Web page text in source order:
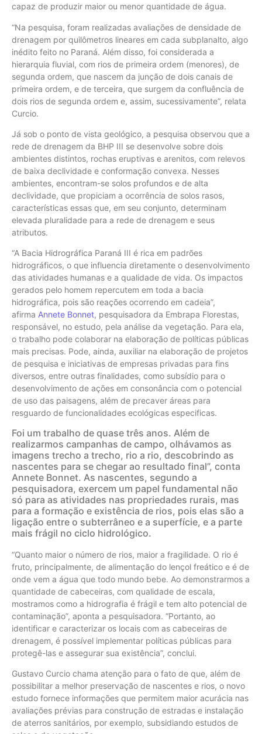
capaz de produzir maior ou menor quantidade de água.
“Na pesquisa, foram realizadas avaliações de densidade de
drenagem por quilômetros lineares em cada subplanalto, algo
inédito feito no Paraná. Além disso, foi considerada a
hierarquia fluvial, com rios de primeira ordem (menores), de
segunda ordem, que nas­cem da junção de dois canais de
primeira ordem, e de terceira, que surgem da confluência de
dois rios de segunda ordem e, assim, sucessivamente”, relata
Curcio.
Já sob o ponto de vista geológico, a pesquisa observou que a
rede de drenagem da BHP III se desenvolve sobre dois
ambientes distintos, rochas eruptivas e arenitos, com relevos
de baixa declividade e con­formação convexa. Nesses
ambientes, encontram-se solos profundos e de alta
declividade, que propiciam a ocorrência de solos rasos,
características essas que, em seu conjunto, determinam
elevada pluralidade para a rede de drenagem e seus
atributos.
“A Bacia Hidrográfica Paraná III é rica em padrões
hidrográficos, o que influencia diretamente o desenvolvimento
das atividades humanas e a qualidade de vida. Os impactos
gerados pelo homem repercutem em toda a bacia
hidrográfica, pois são reações ocorrendo em cadeia”,
afirma Annete Bonnet, pesquisadora da Embrapa Florestas,
responsável, no estudo, pela análise da vegetação. Para ela,
o trabalho pode colaborar na elaboração de políticas públicas
mais precisas. Pode, ainda, au­xiliar na elaboração de projetos
de pesquisa e iniciativas de empresas privadas para fins
diversos, entre outras finalidades, como subsídio para o
desenvolvimento de ações em consonância com o potencial
de uso das paisagens, além de precaver áreas para
resguardo de funcionalida­des ecológicas especificas.
Foi um trabalho de quase três anos. Além de
realizarmos campanhas de campo, olhávamos as
imagens trecho a trecho, rio a rio, descobrindo as
nascentes para se chegar ao resultado final”, conta
Annete Bonnet. As nascentes, segundo a
pesquisadora, exercem um papel fundamental não
só para as atividades nas propriedades rurais, mas
para a formação e existência de rios, pois elas são a
ligação entre o subterrâneo e a superfície, e a parte
mais frágil no ciclo hidrológico.
“Quanto maior o número de rios, maior a fragilidade. O rio é
fruto, principalmente, de alimentação do lençol freático e é de
onde vem a água que todo mundo bebe. Ao demonstrarmos a
quantidade de cabeceiras, com qualidade de escala,
mostramos como a hidrografia é frágil e tem alto potencial de
contaminação”, aponta a pesquisadora. “Portanto, ao
identificar e caracterizar os locais com as cabeceiras de
drenagem, é possível implementar políticas públicas para
protegê-las e assegurar sua existência”, conclui.
Gustavo Curcio chama atenção para o fato de que, além de
possibilitar a melhor preservação de nascentes e rios, o novo
estudo fornece informações que permitem maior acurácia nas
avaliações prévias para construção de estradas e instalação
de aterros sanitários, por exemplo, subsidiando estudos de